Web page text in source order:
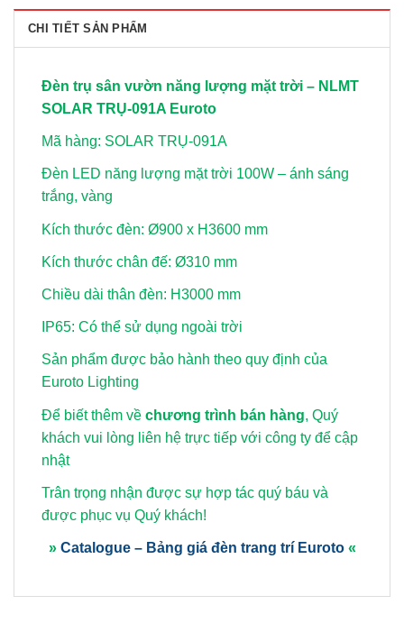
CHI TIẾT SẢN PHẨM
Đèn trụ sân vườn năng lượng mặt trời – NLMT
SOLAR TRỤ-091A Euroto
Mã hàng: SOLAR TRỤ-091A
Đèn LED năng lượng mặt trời 100W – ánh sáng
trắng, vàng
Kích thước đèn: Ø900 x H3600 mm
Kích thước chân đế: Ø310 mm
Chiều dài thân đèn: H3000 mm
IP65: Có thể sử dụng ngoài trời
Sản phẩm được bảo hành theo quy định của
Euroto Lighting
Để biết thêm về chương trình bán hàng, Quý
khách vui lòng liên hệ trực tiếp với công ty để cập
nhật
Trân trọng nhận được sự hợp tác quý báu và
được phục vụ Quý khách!
» Catalogue – Bảng giá đèn trang trí Euroto «